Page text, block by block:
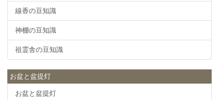
線香の豆知識
神棚の豆知識
祖霊舎の豆知識
お盆と盆提灯
お盆と盆提灯